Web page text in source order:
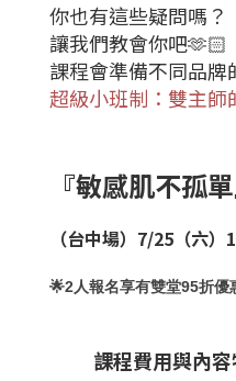
你也有這些疑問嗎？
讓我們教會你吧🫶🏻
課程會準備不同品牌
超級小班制： 雙主師
『敏感肌不孤
（台中場）7/25（六
🌟2人報名享有雙堂95折優
課程費用與內